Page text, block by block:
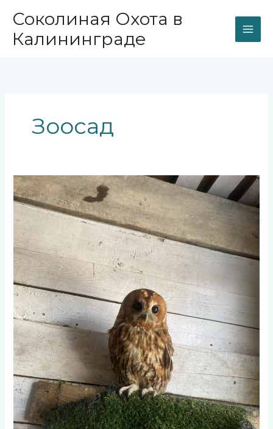
содержимому
Соколиная Охота в
Калининграде
Зоосад
Две
неясыти.
Две
судьбы.